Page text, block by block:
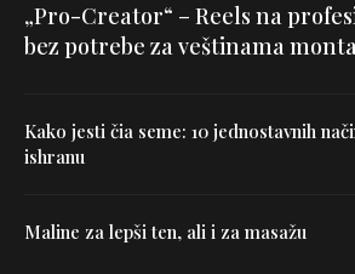
„Pro-Creator“ – Reels na
bez potrebe za veštinama
Kako jesti čia seme: 10 jednostavnih
ishranu
Maline za lepši ten, ali i za masažu